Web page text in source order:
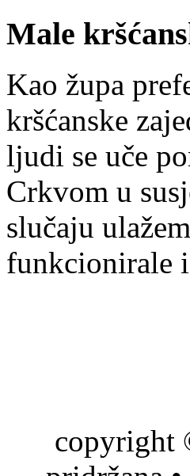
Male
Kao župa
kršćanske
ljudi se uče
Crkvom u
slučaju
funkcionirale
copyright